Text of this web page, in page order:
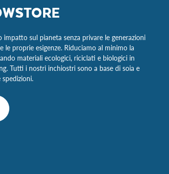
sul pianeta senza privare le generazioni
le proprie esigenze. Riduciamo al minimo la
materiali ecologici, riciclati e biologici in
Tutti i nostri inchiostri sono a base di soia e
spedizioni.